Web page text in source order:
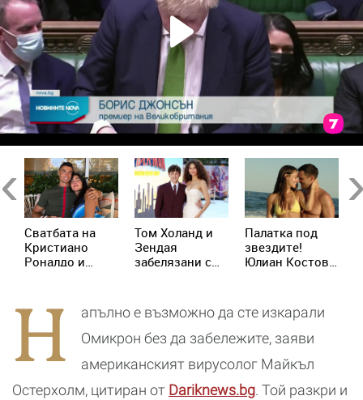
Сватбата на
Кристиано
Роналдо и
церемония
днес?
Том Холанд и
Зендая
забелязани с
Палатка под
звездите!
Юлиан Костов
най-
романтичната
почивка
Н
апълно е възможно да сте изкарали
Омикрон без да забележите, заяви
американският вирусолог Майкъл
Остерхолм, цитиран от Dariknews.bg. Той разкри и